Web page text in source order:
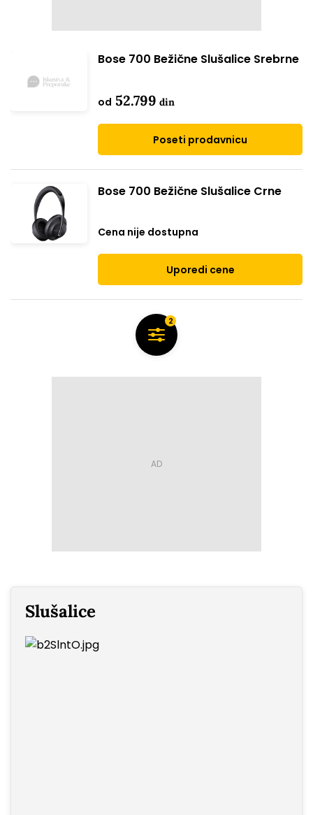
Bose 700 Bežične Slušalice Srebrne
od 52.799 din
Poseti prodavnicu
Bose 700 Bežične Slušalice Crne
Cena nije dostupna
Uporedi cene
2
Slušalice